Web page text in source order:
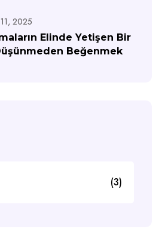
11, 2025
Elinde Yetişen Bir
Beğenmek
(3)